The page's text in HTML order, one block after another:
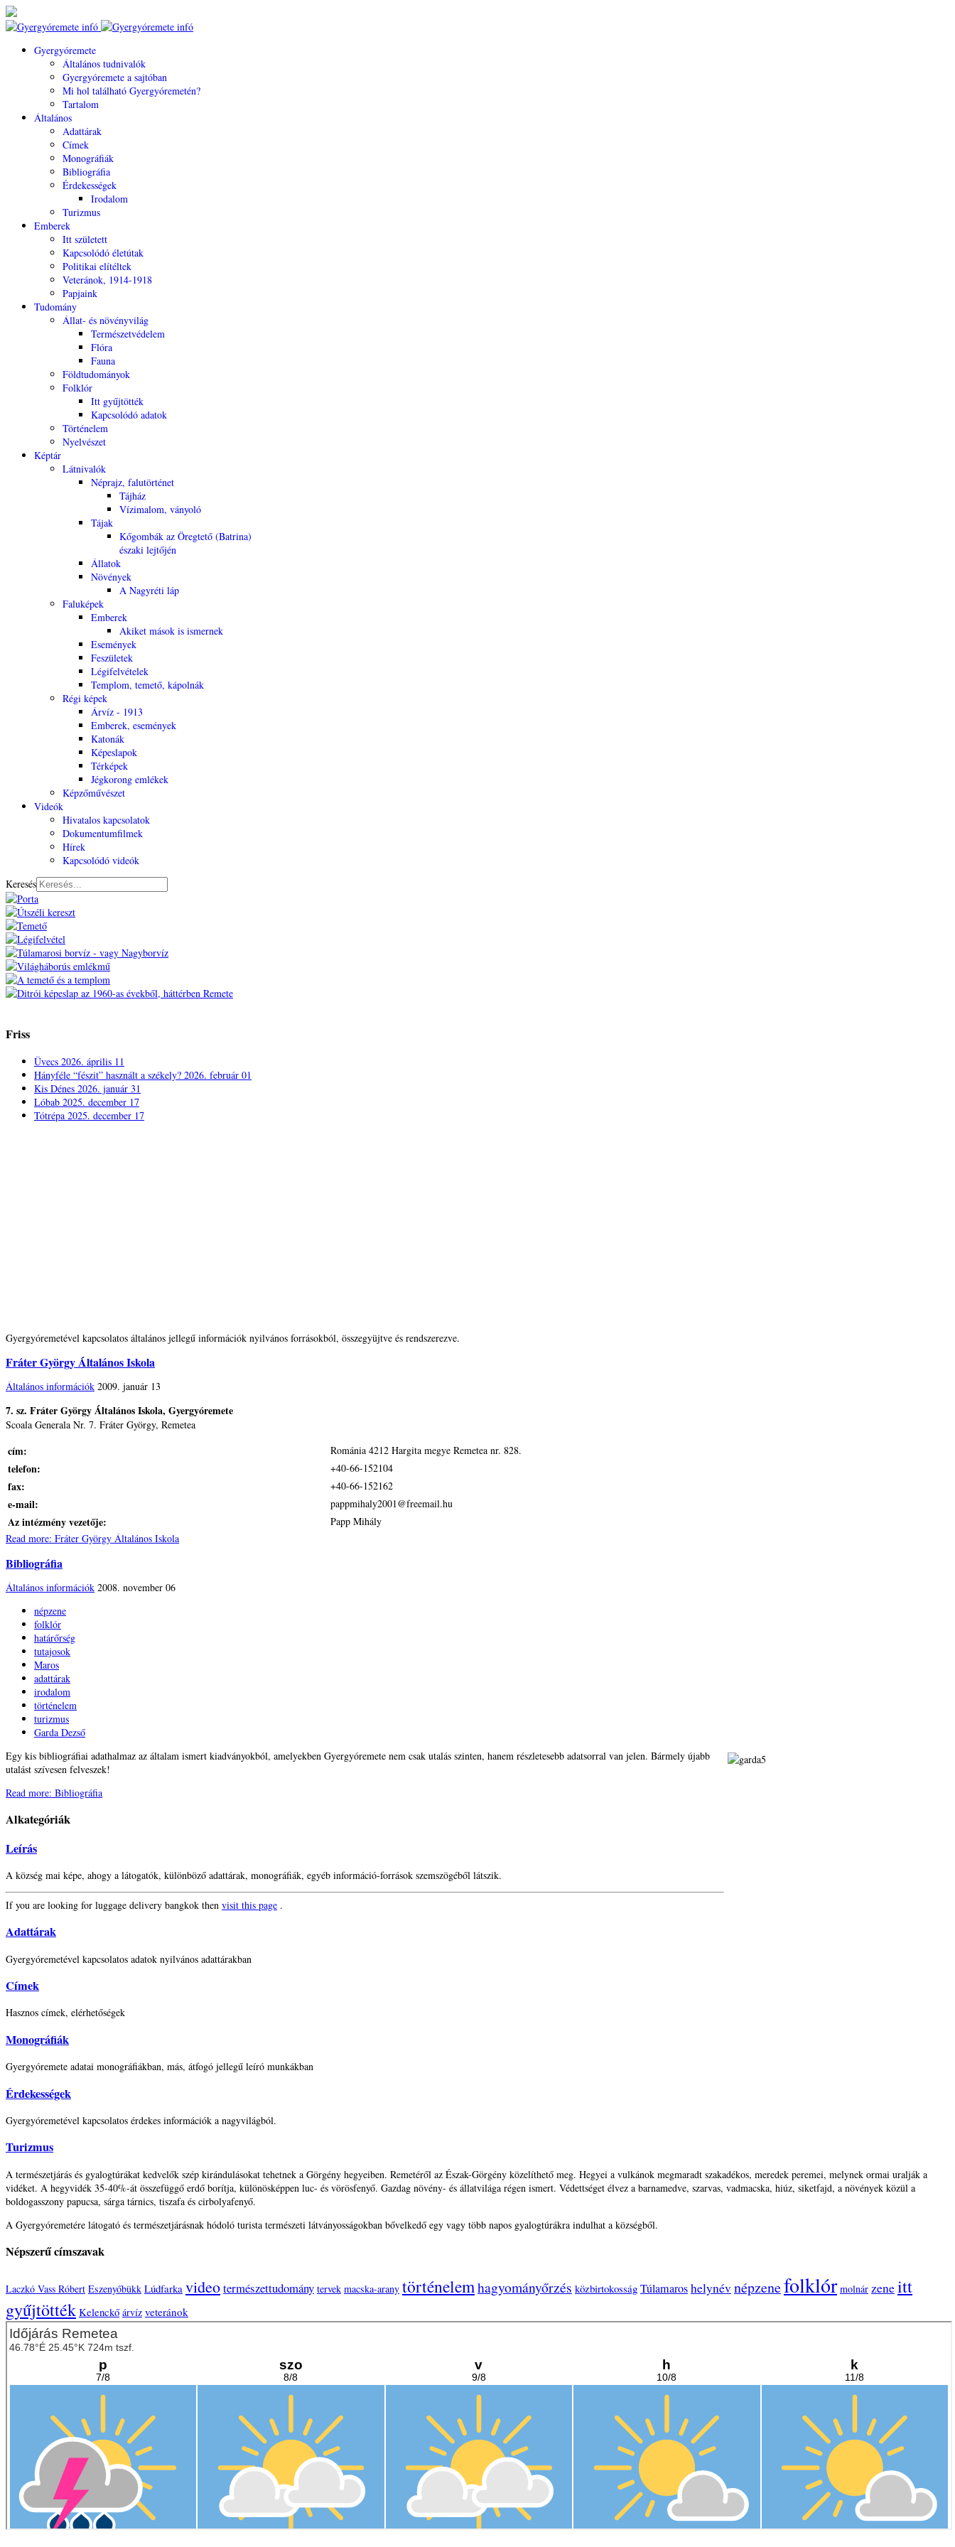
Gyergyóremete
Általános tudnivalók
Gyergyóremete a sajtóban
Mi hol található Gyergyóremetén?
Tartalom
Általános
Adattárak
Címek
Monográfiák
Bibliográfia
Érdekességek
Irodalom
Turizmus
Emberek
Itt született
Kapcsolódó életútak
Politikai elítéltek
Veteránok, 1914-1918
Papjaink
Tudomány
Állat- és növényvilág
Természetvédelem
Flóra
Fauna
Földtudományok
Folklór
Itt gyűjtötték
Kapcsolódó adatok
Történelem
Nyelvészet
Képtár
Látnivalók
Néprajz, falutörténet
Tájház
Vízimalom, ványoló
Tájak
Kőgombák az Öregtető (Batrina)
északi lejtőjén
Állatok
Növények
A Nagyréti láp
Faluképek
Emberek
Akiket mások is ismernek
Események
Feszületek
Légifelvételek
Templom, temető, kápolnák
Régi képek
Árvíz - 1913
Emberek, események
Katonák
Képeslapok
Térképek
Jégkorong emlékek
Képzőművészet
Videók
Hivatalos kapcsolatok
Dokumentumfilmek
Hírek
Kapcsolódó videók
Keresés
Friss
Üvecs 2026. április 11
Hányféle “fészit” használt a székely? 2026. február 01
Kis Dénes 2026. január 31
Lóbab 2025. december 17
Tótrépa 2025. december 17
Gyergyóremetével kapcsolatos általános jellegű információk nyilvános forrásokból, összegyüjtve és rendszerezve.
Fráter György Általános Iskola
Általános információk 2009. január 13
7. sz. Fráter György Általános Iskola, Gyergyóremete
Scoala Generala Nr. 7. Fráter György, Remetea
cím: Románia 4212 Hargita megye Remetea nr. 828.
telefon: +40-66-152104
fax: +40-66-152162
e-mail: pappmihaly2001@freemail.hu
Az intézmény vezetője:
Papp Mihály
Read more: Fráter György Általános Iskola
Bibliográfia
Általános információk 2008. november 06
népzene
folklór
határőrség
tutajosok
Maros
adattárak
irodalom
történelem
turizmus
Garda Dezső
Egy kis bibliográfiai adathalmaz az általam ismert kiadványokból, amelyekben Gyergyóremete nem csak utalás szinten, hanem részletesebb adatsorral van jelen. Bármely újabb
utalást szívesen felveszek!
Read more: Bibliográfia
Alkategóriák
Leírás
A község mai képe, ahogy a látogatók, különböző adattárak, monográfiák, egyéb információ-források szemszögéből látszik.
If you are looking for luggage delivery bangkok then visit this page .
Adattárak
Gyergyóremetével kapcsolatos adatok nyilvános adattárakban
Címek
Hasznos címek, elérhetőségek
Monográfiák
Gyergyóremete adatai monográfiákban, más, átfogó jellegű leíró munkákban
Érdekességek
Gyergyóremetével kapcsolatos érdekes információk a nagyvilágból.
Turizmus
A természetjárás és gyalogtúrákat kedvelők szép kirándulásokat tehetnek a Görgény hegyeiben. Remetéről az Észak-Görgény közelíthető meg. Hegyei a vulkánok megmaradt szakadékos, meredek peremei, melynek ormai uralják a
vidéket. A hegyvidék 35-40%-át összefüggő erdő borítja, különösképpen luc- és vörösfenyő. Gazdag növény- és állatvilága régen ismert. Védettséget élvez a barnamedve, szarvas, vadmacska, hiúz, siketfajd, a növények közül a
boldogasszony papucsa, sárga tárnics, tiszafa és cirbolyafenyő.
A Gyergyóremetére látogató és természetjárásnak hódoló turista természeti látványosságokban bővelkedő egy vagy több napos gyalogtúrákra indulhat a községből.
Népszerű címszavak
Laczkó Vass Róbert Eszenyőbükk Lúdfarka videotermészettudomány tervek macska-arany történelemhagyományőrzés közbirtokosság Túlamaroshelynévnépzenefolklór molnár zeneitt
gyűjtötték Kelenckő árvíz veteránok